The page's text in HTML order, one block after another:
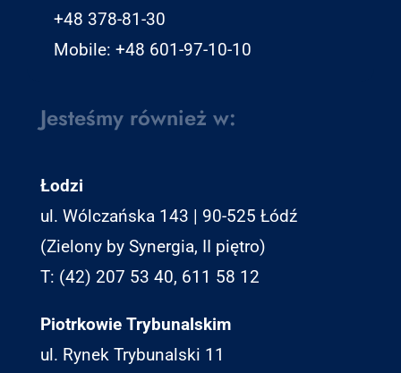
+48 378-81-30
Mobile: +48 601-97-10-10
Jesteśmy również w:
Łodzi
ul. Wólczańska 143 | 90-525 Łódź
(Zielony by Synergia, II piętro)
T: (42) 207 53 40, 611 58 12
Piotrkowie Trybunalskim
ul. Rynek Trybunalski 11